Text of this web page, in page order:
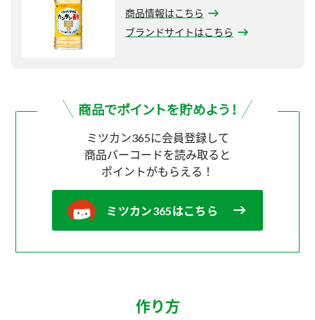
商品情報はこちら
ブランドサイトはこちら
ミツカン365に会員登録して
商品バーコードを読み取ると
ポイントがもらえる！
ミツカン365はこちら
作り方